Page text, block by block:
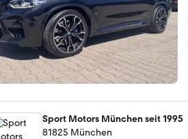
Sport Motors München seit 1995
81825 München